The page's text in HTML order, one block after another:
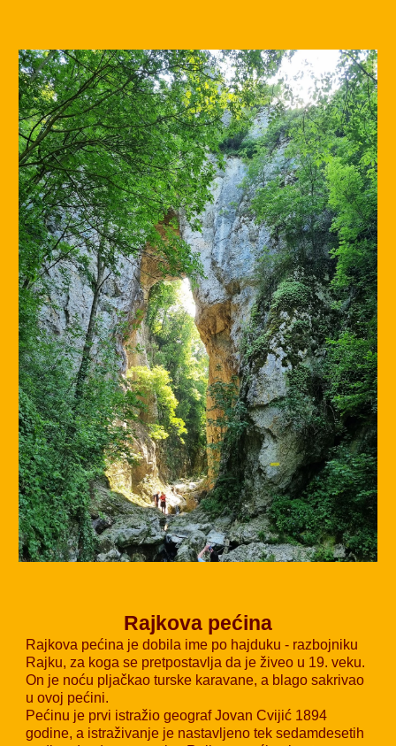
Rajkova pećina
Rajkova pećina je dobila ime po hajduku - razbojniku
Rajku, za koga se pretpostavlja da je živeo u 19. veku.
On je noću pljačkao turske karavane, a blago sakrivao
u ovoj pećini.
Pećinu je prvi istražio geografJovan Cvijić 1894
godine, a istraživanje je nastavljeno tek sedamdesetih